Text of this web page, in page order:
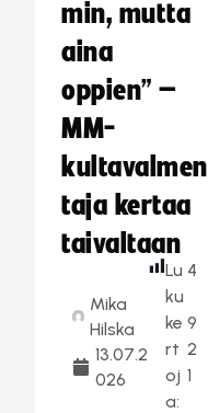
min, mutta
aina
oppien” –
MM-
kultavalmen
taja kertaa
taivaltaan
Mika
Hilska
13.07.2
026
Lu
ku
ke
rt
oj
a:
4
9
2
1